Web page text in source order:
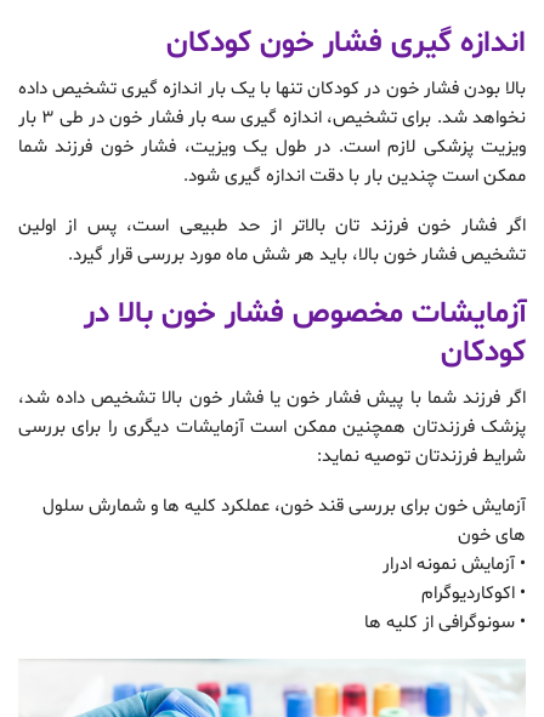
اندازه گیری فشار خون کودکان
بالا بودن فشار خون در کودکان تنها با یک بار اندازه گیری تشخیص داده
نخواهد شد. برای تشخیص، اندازه گیری سه بار فشار خون در طی ۳ بار
ویزیت پزشکی لازم است. در طول یک ویزیت، فشار خون فرزند شما
ممکن است چندین بار با دقت اندازه گیری شود.
اگر فشار خون فرزند تان بالاتر از حد طبیعی است، پس از اولین
تشخیص فشار خون بالا، باید هر شش ماه مورد بررسی قرار گیرد.
آزمایشات مخصوص فشار خون بالا در
کودکان
اگر فرزند شما با پیش فشار خون یا فشار خون بالا تشخیص داده شد،
پزشک فرزندتان همچنین ممکن است آزمایشات دیگری را برای بررسی
شرایط فرزندتان توصیه نماید:
آزمایش خون برای بررسی قند خون، عملکرد کلیه ها و شمارش سلول
های خون
• آزمایش نمونه ادرار
• اکوکاردیوگرام
• سونوگرافی از کلیه ها